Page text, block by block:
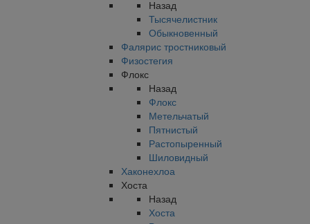
Назад
Тысячелистник
Обыкновенный
Фалярис тростниковый
Физостегия
Флокс
Назад
Флокс
Метельчатый
Пятнистый
Растопыренный
Шиловидный
Хаконехлоа
Хоста
Назад
Хоста